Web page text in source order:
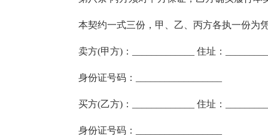
本契约一式三份，甲、乙、丙方各执一份为凭
卖方(甲方)：_____________ 住址：
身份证号码：__________________
买方(乙方)：_____________ 住址：
身份证号码：__________________